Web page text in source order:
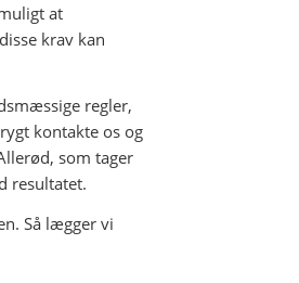
at
krav kan
regler,
kontakte os og
som tager
resultatet.
Så lægger vi